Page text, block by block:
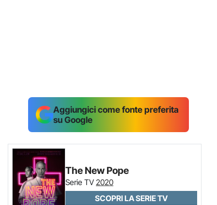
Aggiungici come fonte preferita
su Google
The New Pope
Serie TV 2020
SCOPRI LA SERIE TV